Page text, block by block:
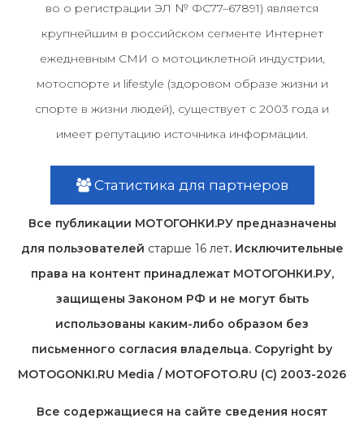
во о регистрации ЭЛ № ФС77–67891) является
крупнейшим в российском сегменте Интернет
ежедневным СМИ о мотоциклетной индустрии,
мотоспорте и lifestyle (здоровом образе жизни и
спорте в жизни людей), существует с 2003 года и
имеет репутацию источника информации.
Статистика для партнеров
Все публикации МОТОГОНКИ.РУ предназначены
для пользователей старше 16 лет. Исключительные
права на контент принадлежат МОТОГОНКИ.РУ,
защищены Законом РФ и не могут быть
использованы каким-либо образом без
письменного согласия владельца. Copyright by
MOTOGONKI.RU Media / MOTOFOTO.RU (C) 2003-2026
Все содержащиеся на cайте сведения носят